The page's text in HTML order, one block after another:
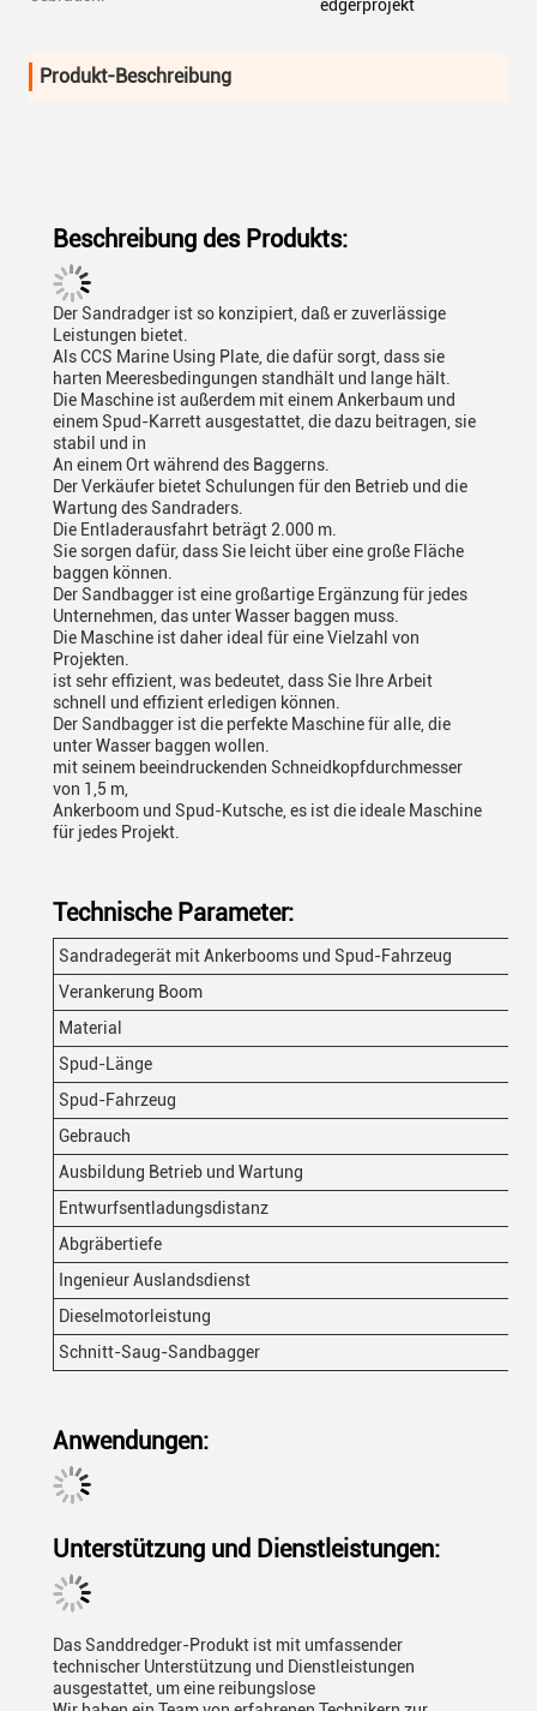
edgerprojekt
Produkt-Beschreibung
Beschreibung des Produkts:
Der Sandradger ist so konzipiert, daß er zuverlässige
Leistungen bietet.
Als CCS Marine Using Plate, die dafür sorgt, dass sie
harten Meeresbedingungen standhält und lange hält.
Die Maschine ist außerdem mit einem Ankerbaum und
einem Spud-Karrett ausgestattet, die dazu beitragen, sie
stabil und in
An einem Ort während des Baggerns.
Der Verkäufer bietet Schulungen für den Betrieb und die
Wartung des Sandraders.
Die Entladerausfahrt beträgt 2.000 m.
Sie sorgen dafür, dass Sie leicht über eine große Fläche
baggen können.
Der Sandbagger ist eine großartige Ergänzung für jedes
Unternehmen, das unter Wasser baggen muss.
Die Maschine ist daher ideal für eine Vielzahl von
Projekten.
ist sehr effizient, was bedeutet, dass Sie Ihre Arbeit
schnell und effizient erledigen können.
Der Sandbagger ist die perfekte Maschine für alle, die
unter Wasser baggen wollen.
mit seinem beeindruckenden Schneidkopfdurchmesser
von 1,5 m,
Ankerboom und Spud-Kutsche, es ist die ideale Maschine
für jedes Projekt.
Technische Parameter:
Sandradegerät mit Ankerbooms und Spud-Fahrzeug
Verankerung Boom
Material
Spud-Länge
Spud-Fahrzeug
Gebrauch
Ausbildung Betrieb und Wartung
Entwurfsentladungsdistanz
Abgräbertiefe
Ingenieur Auslandsdienst
Dieselmotorleistung
Schnitt-Saug-Sandbagger
Anwendungen:
Unterstützung und Dienstleistungen:
Das Sanddredger-Produkt ist mit umfassender
technischer Unterstützung und Dienstleistungen
ausgestattet, um eine reibungslose